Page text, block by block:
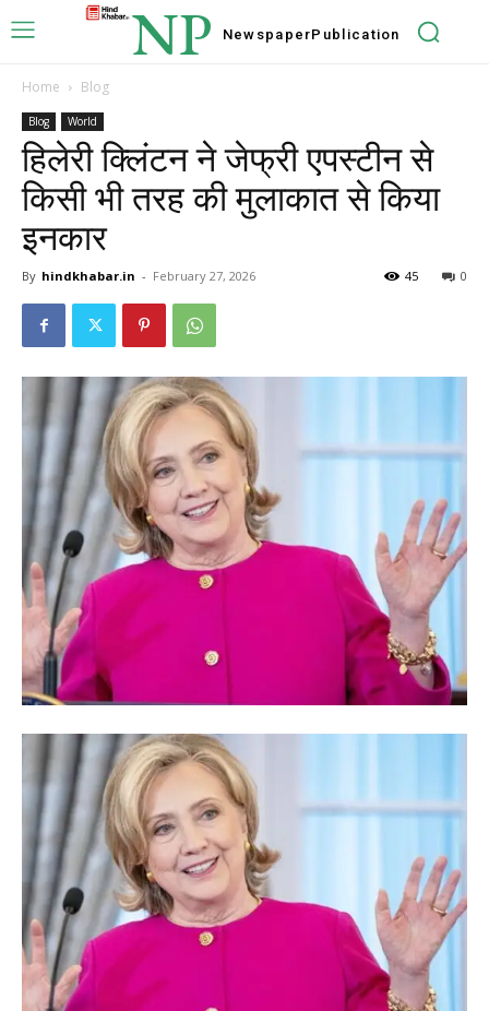
NP NewspaperPublication
Home Blog
Blog World
हिलेरी क्लिंटन ने जेफ्री एपस्टीन से
किसी भी तरह की मुलाकात से किया
इनकार
By hindkhabar.in - February 27, 2026 0
45